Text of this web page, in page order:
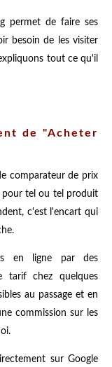
permet de faire ses
besoin de les visiter
tout ce qu'il
de "Acheter
comparateur de prix
pour tel ou tel produit
c'est l'encart qui
en ligne par des
tarif chez quelques
au passage et en
commission sur les
sur Google